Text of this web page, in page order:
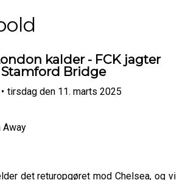
kalder - FCK jagter
Bridge
• tirsdag den 11. marts 2025
Away
det returopgøret mod Chelsea, og vi